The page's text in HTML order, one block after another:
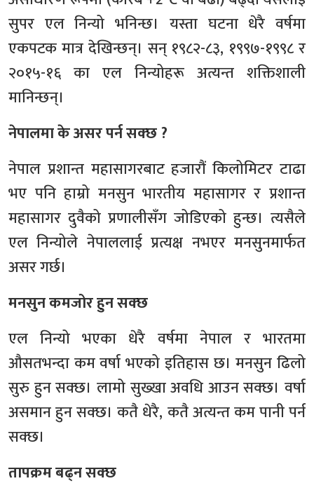
सुपर एल निन्यो भनिन्छ। यस्ता घटना धेरै वर्षमा
एकपटक मात्र देखिन्छन्। सन् १९८२-८३, १९९७-१९९८ र
२०१५-१६ का एल निन्योहरू अत्यन्त शक्तिशाली
मानिन्छन्।
नेपालमा के असर पर्न सक्छ ?
नेपाल प्रशान्त महासागरबाट हजारौं किलोमिटर टाढा
भए पनि हाम्रो मनसुन भारतीय महासागर र प्रशान्त
महासागर दुवैको प्रणालीसँग जोडिएको हुन्छ। त्यसैले
एल निन्योले नेपाललाई प्रत्यक्ष नभएर मनसुनमार्फत
असर गर्छ।
मनसुन कमजोर हुन सक्छ
एल निन्यो भएका धेरै वर्षमा नेपाल र भारतमा
औसतभन्दा कम वर्षा भएको इतिहास छ। मनसुन ढिलो
सुरु हुन सक्छ। लामो सुख्खा अवधि आउन सक्छ। वर्षा
असमान हुन सक्छ। कतै धेरै, कतै अत्यन्त कम पानी पर्न
सक्छ।
तापक्रम बढ्न सक्छ